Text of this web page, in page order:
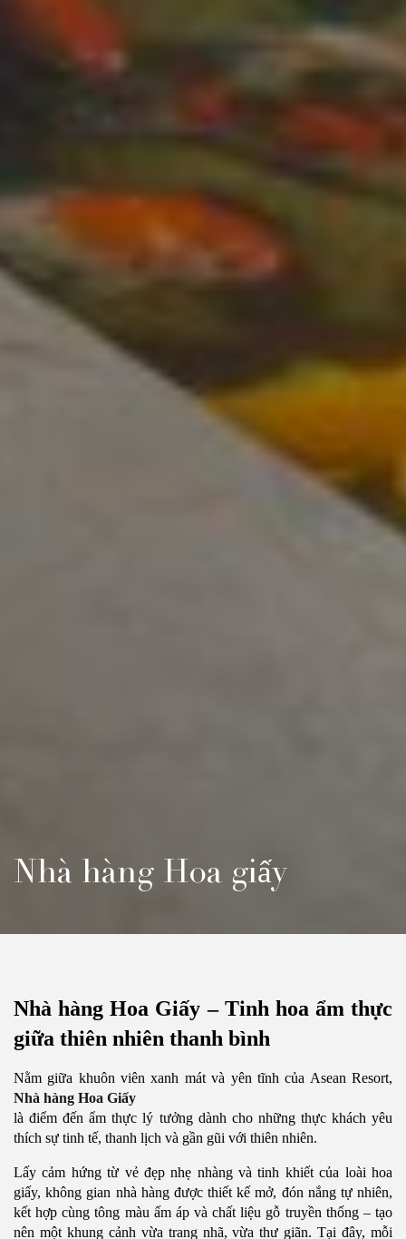
Nhà hàng Hoa giấy
Nhà hàng Hoa Giấy – Tinh hoa ẩm thực
giữa thiên nhiên thanh bình
Nằm giữa khuôn viên xanh mát và yên tĩnh của Asean Resort,
Nhà hàng Hoa Giấy
là điểm đến ẩm thực lý tưởng dành cho những thực khách yêu
thích sự tinh tế, thanh lịch và gần gũi với thiên nhiên.
Lấy cảm hứng từ vẻ đẹp nhẹ nhàng và tinh khiết của loài hoa
giấy, không gian nhà hàng được thiết kế mở, đón nắng tự nhiên,
kết hợp cùng tông màu ấm áp và chất liệu gỗ truyền thống – tạo
nên một khung cảnh vừa trang nhã, vừa thư giãn. Tại đây, mỗi